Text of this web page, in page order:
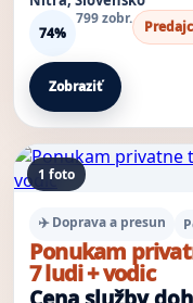
74%
799 zobr.
Zobraziť
1 foto
✈️ Doprava a presun
Ponukam
7 ludi + vodic